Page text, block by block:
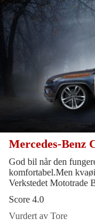
Mercedes-Benz
God bil når den
komfortabel.Men
Verkstedet Mototrade
Score 4.0
Vurdert av Tore